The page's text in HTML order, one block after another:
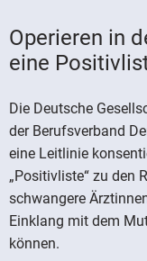
Operieren in
eine
Die Deutsche
der Berufsverband
eine Leitlinie
„Positivliste“ zu den
schwangere
Einklang mit dem
können.